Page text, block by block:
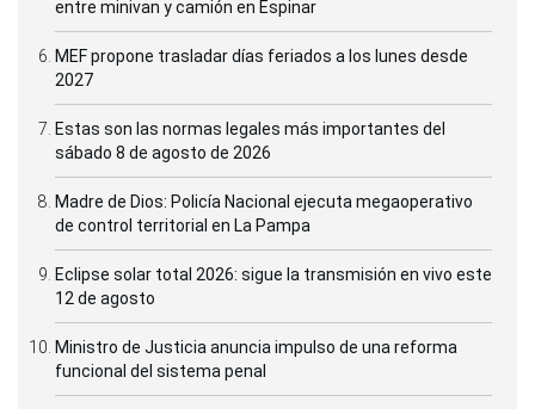
entre minivan y camión en Espinar
MEF propone trasladar días feriados a los lunes desde
2027
Estas son las normas legales más importantes del
sábado 8 de agosto de 2026
Madre de Dios: Policía Nacional ejecuta megaoperativo
de control territorial en La Pampa
Eclipse solar total 2026: sigue la transmisión en vivo este
12 de agosto
Ministro de Justicia anuncia impulso de una reforma
funcional del sistema penal